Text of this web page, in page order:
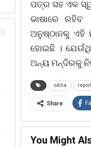
ପତ୍ର ସହ ଏକ
ଭାଷାରେ
ଅନୁଷ୍ଠାନକୁ ଏହି
ହୋଇଛି ।
ଅନ୍ୟ ମନ୍ଦିରକୁ
odiha
Share
You Might